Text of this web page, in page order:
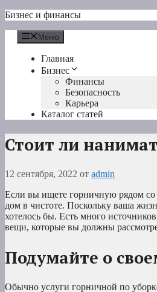
Перейти
содержимому
Бизнес и финансы
Меню
Главная
Бизнес
Финансы
Безопасность
Карьера
Каталог статей
Стоит ли
12 сентября, 2022 от admin
Если вы ищете горничную рядом со
дом в чистоте. Поскольку ваша
хотелось бы. Есть много
вещи, которые вы должны
Подумайте о
Обычно услуги горничной по